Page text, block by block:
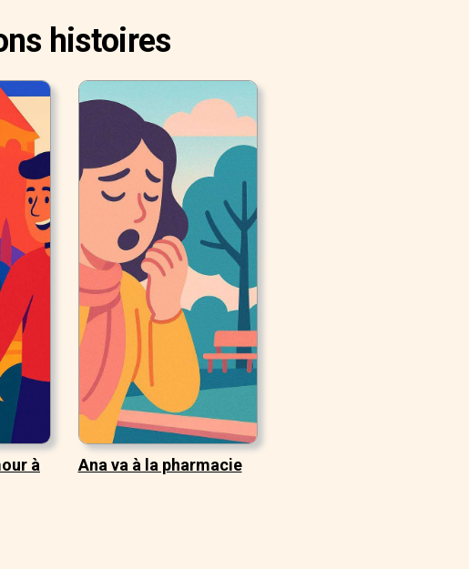
histoires
à
Ana va à la pharmacie